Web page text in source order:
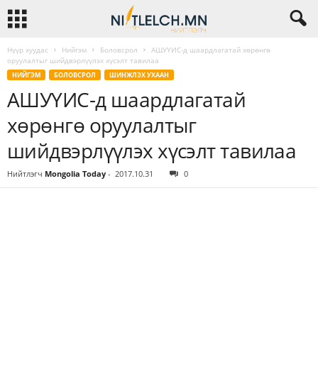
Нүүр хуудас Нийгэм Боловсрол
АШУҮИС-д шаардлагатай хөрөнгө
оруулалтыг шийдвэрлүүлэх хүсэлт тавилаа
НИЙГЭМ БОЛОВСРОЛ ШИНЖЛЭХ УХААН
АШУҮИС-д шаардлагатай
хөрөнгө оруулалтыг
шийдвэрлүүлэх хүсэлт тавилаа
Нийтлэгч Mongolia Today - 2017.10.31 0